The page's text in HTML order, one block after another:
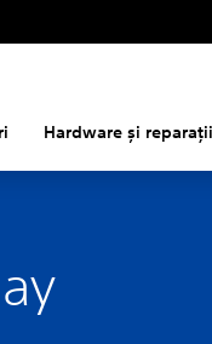
Hardware și reparații